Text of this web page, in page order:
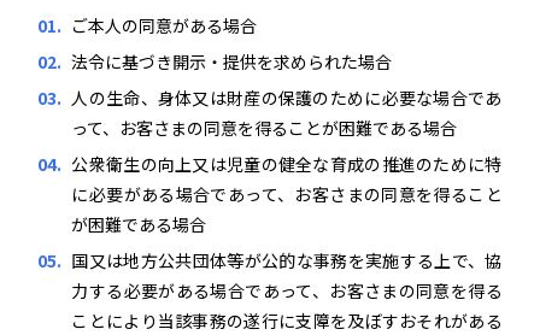
ご本人の同意がある場合
法令に基づき開示・提供を求められた場合
人の生命、身体又は財産の保護のために必要な場合であ
って、お客さまの同意を得ることが困難である場合
公衆衛生の向上又は児童の健全な育成の推進のために特
に必要がある場合であって、お客さまの同意を得ること
が困難である場合
国又は地方公共団体等が公的な事務を実施する上で、協
力する必要がある場合であって、お客さまの同意を得る
ことにより当該事務の遂行に支障を及ぼすおそれがある